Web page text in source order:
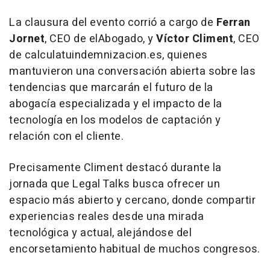
La clausura del evento corrió a cargo de Ferran
Jornet, CEO de elAbogado, yVíctor Climent, CEO
de calculatuindemnizacion.es, quienes
mantuvieron una conversación abierta sobre las
tendencias que marcarán el futuro de la
abogacía especializada y el impacto de la
tecnología en los modelos de captación y
relación con el cliente.
Precisamente Climent destacó durante la
jornada que Legal Talks busca ofrecer un
espacio más abierto y cercano, donde compartir
experiencias reales desde una mirada
tecnológica y actual, alejándose del
encorsetamiento habitual de muchos congresos.